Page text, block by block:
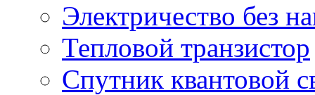
Электричество без
Тепловой транзистор
Спутник квантовой